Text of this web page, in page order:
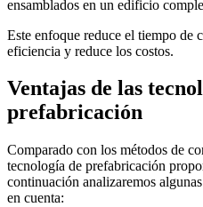
ensamblados en un edificio
Este enfoque reduce el tiempo de
eficiencia y reduce los costos.
Ventajas de las
prefabricación
Comparado con los métodos de
tecnología de prefabricación
continuación analizaremos
en cuenta: